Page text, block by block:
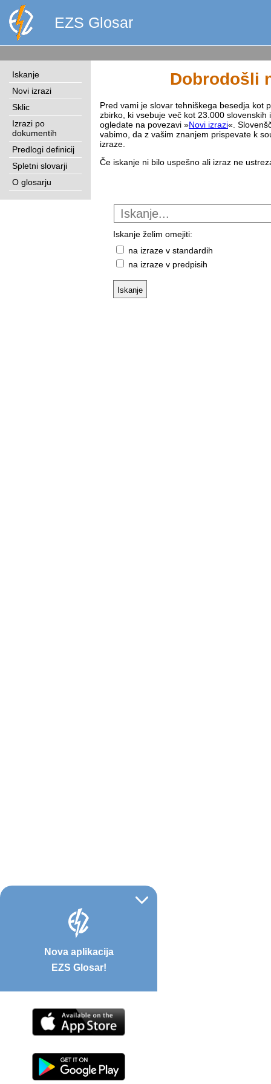
EZS Glosar
Iskanje
Novi izrazi
Sklic
Izrazi po
dokumentih
Predlogi definicij
Spletni slovarji
O glosarju
Dobrodošli
Pred vami je slovar tehniškega besedja kot
zbirko, ki vsebuje več kot 23.000
ogledate na povezavi »Novi izrazi«.
vabimo, da z vašim znanjem prispevate k
izraze.
Če iskanje ni bilo uspešno ali izraz ne
Iskanje želim omejiti:
na izraze v standardih
na izraze v predpisih
Nova aplikacija
EZS Glosar!